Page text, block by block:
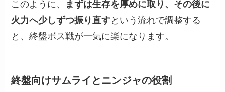
このように、
まずは生存を厚めに取り、その後に
火力へ少しずつ振り直すという流れで調整する
と、終盤ボス戦が一気に楽になります。
終盤向けサムライとニンジャの役割